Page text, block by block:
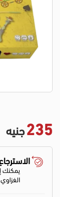
235جنيه
يمكنك
الغزاوي